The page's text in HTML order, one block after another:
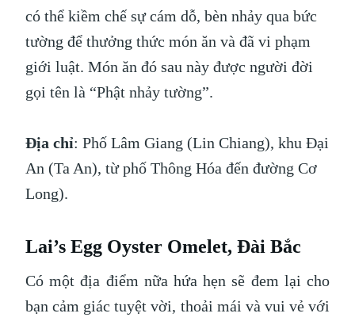
có thể kiềm chế sự cám dỗ, bèn nhảy qua bức
tường để thưởng thức món ăn và đã vi phạm
giới luật. Món ăn đó sau này được người đời
gọi tên là “Phật nhảy tường”.
Địa chỉ: Phố Lâm Giang (Lin Chiang), khu Đại
An (Ta An), từ phố Thông Hóa đến đường Cơ
Long).
Lai’s Egg Oyster Omelet, Đài Bắc
Có một địa điểm nữa hứa hẹn sẽ đem lại cho
bạn cảm giác tuyệt vời, thoải mái và vui vẻ với